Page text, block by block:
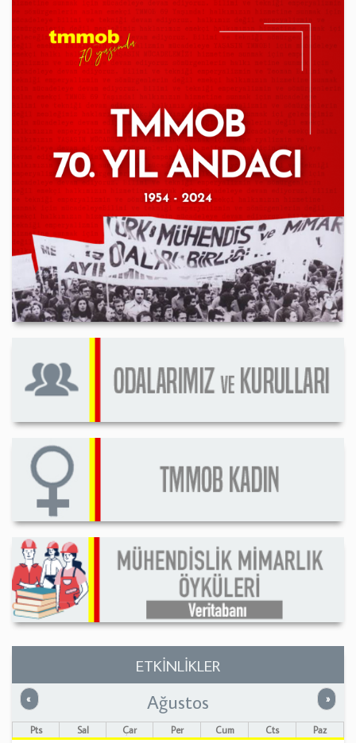
ETKİNLİKLER
« Önceki »
Ağustos
Pts Sal Çar Per Cum Cts
Paz